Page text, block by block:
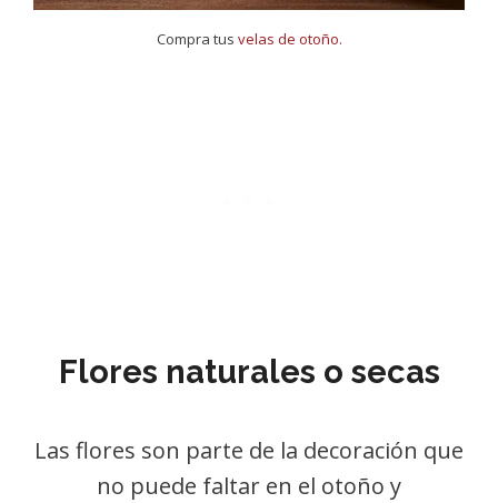
Compra tus velas de otoño.
Flores naturales o secas
Las flores son parte de la decoración que
no puede faltar en el otoño y